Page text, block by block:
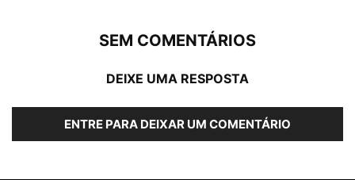
SEM COMENTÁRIOS
DEIXE UMA RESPOSTA
ENTRE PARA DEIXAR UM COMENTÁRIO